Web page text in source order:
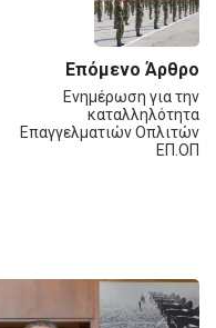
Επόμενο Άρθρο
Ενημέρωση για την
καταλληλότητα
Επαγγελματιών Οπλιτών
ΕΠ.ΟΠ